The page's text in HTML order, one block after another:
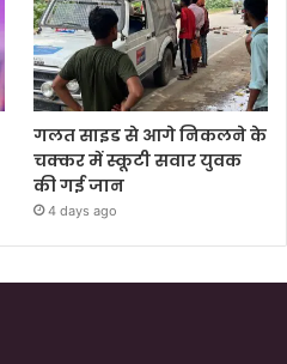
गलत साइड से आगे निकलने के
चक्कर में स्कूटी सवार युवक
की गई जान
4 days ago